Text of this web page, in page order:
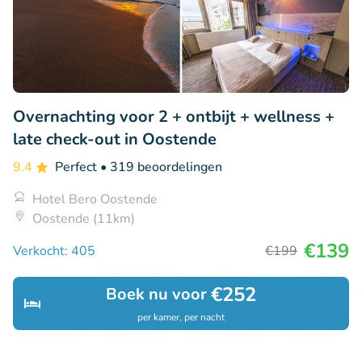
Zoeken Boekingen
Boek nu voor€252
per kamer, per nacht
Overnachting voor 2 + ontbijt + wellness +
late check-out in Oostende
9.4 Perfect • 319 beoordelingen
Hotel Bero Oostende
Oostende (11km)
Verkocht: 405
€199 €139